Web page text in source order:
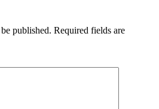
published. Required fields are